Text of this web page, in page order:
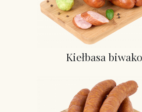
Kiełbasa